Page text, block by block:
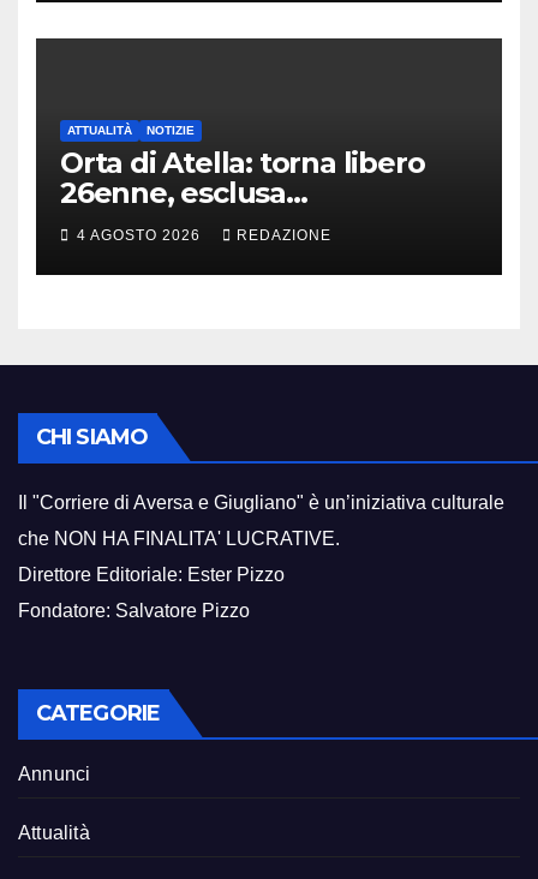
ATTUALITÀ NOTIZIE
Orta di Atella: torna libero
26enne, esclusa
l’associazione per delinquere
4 AGOSTO 2026 REDAZIONE
CHI SIAMO
Il "Corriere di Aversa e Giugliano" è un’iniziativa culturale
che NON HA FINALITA' LUCRATIVE.
Direttore Editoriale: Ester Pizzo
Fondatore: Salvatore Pizzo
CATEGORIE
Annunci
Attualità